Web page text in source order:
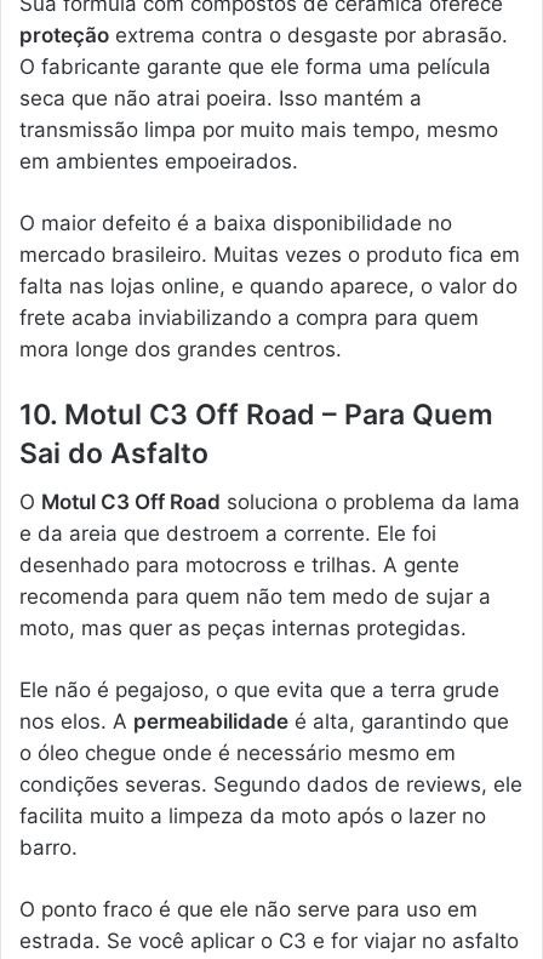
proteção extrema contra o desgaste por abrasão.
O fabricante garante que ele forma uma película
seca que não atrai poeira. Isso mantém a
transmissão limpa por muito mais tempo, mesmo
em ambientes empoeirados.
O maior defeito é a baixa disponibilidade no
mercado brasileiro. Muitas vezes o produto fica em
falta nas lojas online, e quando aparece, o valor do
frete acaba inviabilizando a compra para quem
mora longe dos grandes centros.
10. Motul C3 Off Road – Para Quem
Sai do Asfalto
O Motul C3 Off Road soluciona o problema da lama
e da areia que destroem a corrente. Ele foi
desenhado para motocross e trilhas. A gente
recomenda para quem não tem medo de sujar a
moto, mas quer as peças internas protegidas.
Ele não é pegajoso, o que evita que a terra grude
nos elos. A permeabilidade é alta, garantindo que
o óleo chegue onde é necessário mesmo em
condições severas. Segundo dados de reviews, ele
facilita muito a limpeza da moto após o lazer no
barro.
O ponto fraco é que ele não serve para uso em
estrada. Se você aplicar o C3 e for viajar no asfalto